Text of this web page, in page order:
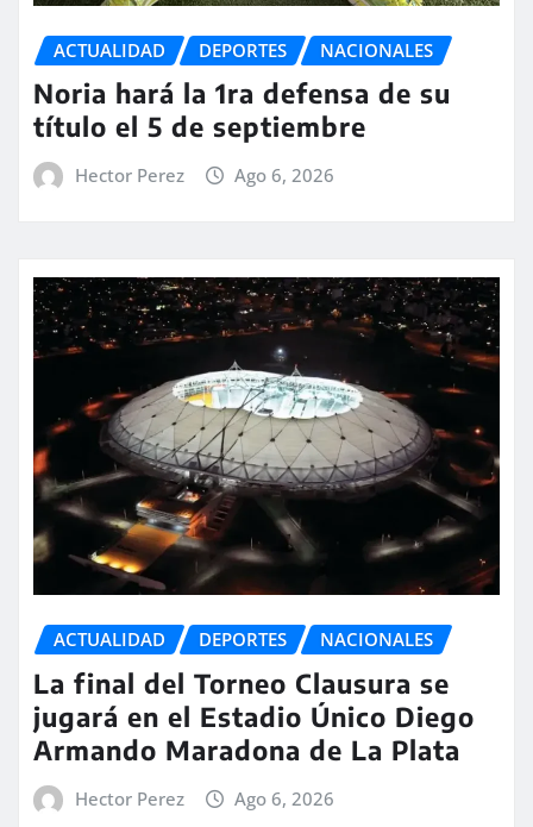
ACTUALIDAD DEPORTES NACIONALES
Noria hará la 1ra defensa de su
título el 5 de septiembre
Hector Perez Ago 6, 2026
ACTUALIDAD DEPORTES NACIONALES
La final del Torneo Clausura se
jugará en el Estadio Único Diego
Armando Maradona de La Plata
Hector Perez Ago 6, 2026